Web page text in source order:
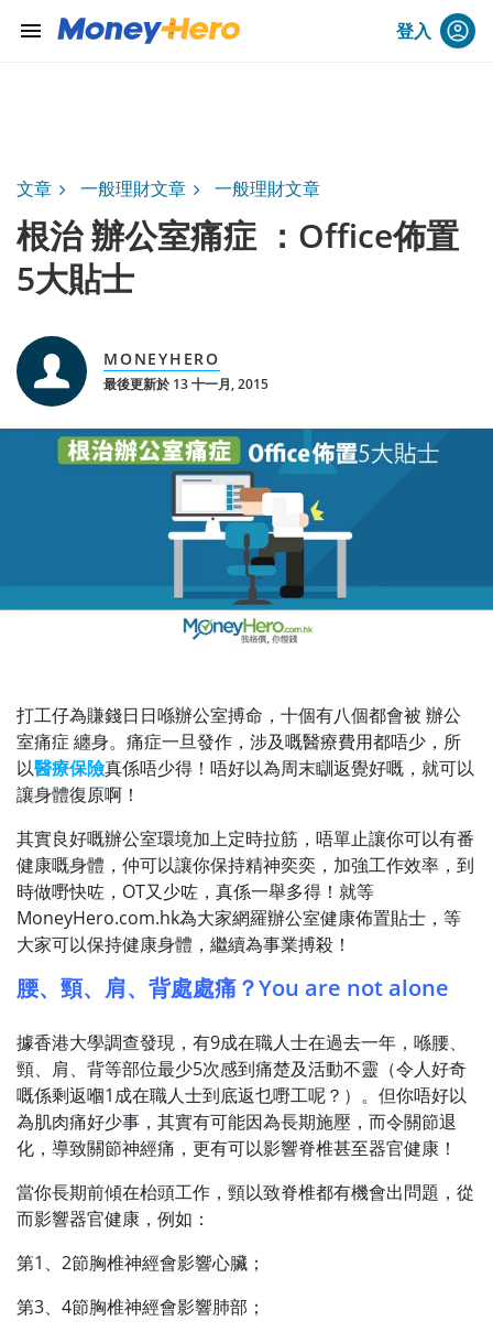
menu 登入
文章 一般理財文章 一般理財文章
根治 辦公室痛症 ：Office佈置
5大貼士
MONEYHERO
最後更新於 13 十一月, 2015
打工仔為賺錢日日喺辦公室搏命，十個有八個都會被 辦公
室痛症 纏身。痛症一旦發作，涉及嘅醫療費用都唔少，所
以醫療保險真係唔少得！ 唔好以為周末瞓返覺好嘅，就可以
讓身體復原啊！
其實良好嘅辦公室環境加上定時拉筋，唔單止讓你可以有番
健康嘅身體，仲可以讓你保持精神奕奕，加強工作效率，到
時做嘢快咗，OT又少咗，真係一舉多得！就等
MoneyHero.com.hk為大家網羅辦公室健康佈置貼士，等
大家可以保持健康身體，繼續為事業搏殺！
腰、頸、肩、背處處痛？You are not alone
據香港大學調查發現，有9成在職人士在過去一年，喺腰、
頸、肩、背等部位最少5次感到痛楚及活動不靈（令人好奇
嘅係剩返嗰1成在職人士到底返乜嘢工呢？）。但你唔好以
為肌肉痛好少事，其實有可能因為長期施壓，而令關節退
化，導致關節神經痛，更有可以影響脊椎甚至器官健康！
當你長期前傾在枱頭工作，頸以致脊椎都有機會出問題，從
而影響器官健康，例如：
第1、2節胸椎神經會影響心臟；
第3、4節胸椎神經會影響肺部；